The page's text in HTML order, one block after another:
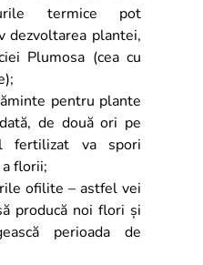
termice pot
dezvoltarea plantei,
Plumosa (cea cu
pentru plante
de două ori pe
va spori
florii;
ofilite – astfel vei
producă noi flori și
perioada de